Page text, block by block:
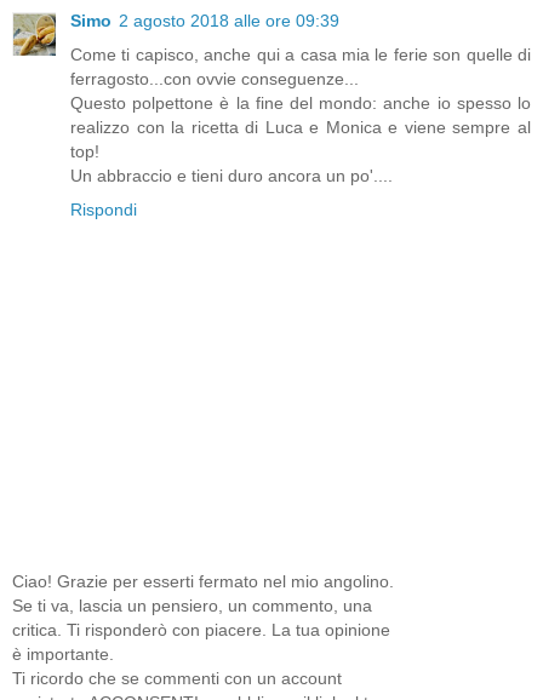
Simo 2 agosto 2018 alle ore 09:39
Come ti capisco, anche qui a casa mia le ferie son quelle di
ferragosto...con ovvie conseguenze...
Questo polpettone è la fine del mondo: anche io spesso lo
realizzo con la ricetta di Luca e Monica e viene sempre al
top!
Un abbraccio e tieni duro ancora un po'....
Rispondi
Ciao! Grazie per esserti fermato nel mio angolino.
Se ti va, lascia un pensiero, un commento, una
critica. Ti risponderò con piacere. La tua opinione
è importante.
Ti ricordo che se commenti con un account